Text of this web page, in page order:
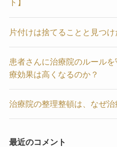
ト】
片付けは捨てることと見つけ
患者さんに治療院のルール
療効果は高くなるのか？
治療院の整理整頓は、なぜ
最近のコメント